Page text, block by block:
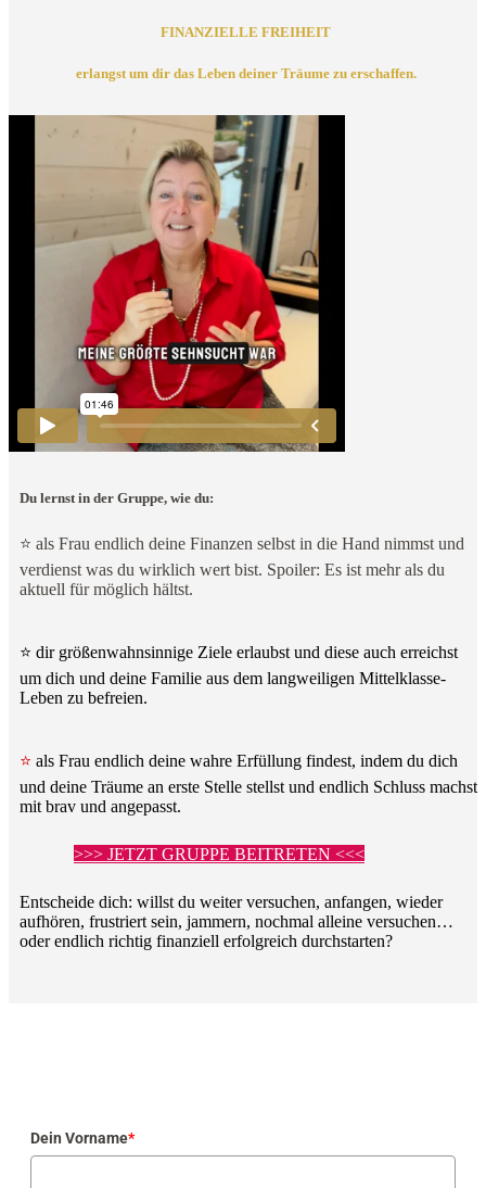
FINANZIELLE FREIHEIT
erlangst um dir das Leben deiner Träume zu erschaffen.
Du lernst in der Gruppe, wie du:
⭐ als Frau endlich deine Finanzen selbst in die Hand nimmst und
verdienst was du wirklich wert bist. Spoiler: Es ist mehr als du
aktuell für möglich hältst.
⭐ dir größenwahnsinnige Ziele erlaubst und diese auch erreichst
um dich und deine Familie aus dem langweiligen Mittelklasse-
Leben zu befreien.
⭐ als Frau endlich deine wahre Erfüllung findest, indem du dich
und deine Träume an erste Stelle stellst und endlich Schluss machst
mit brav und angepasst.
>>> JETZT GRUPPE BEITRETEN <<<
Entscheide dich: willst du weiter versuchen, anfangen, wieder
aufhören, frustriert sein, jammern, nochmal alleine versuchen…
oder endlich richtig finanziell erfolgreich durchstarten?
Dein Vorname*